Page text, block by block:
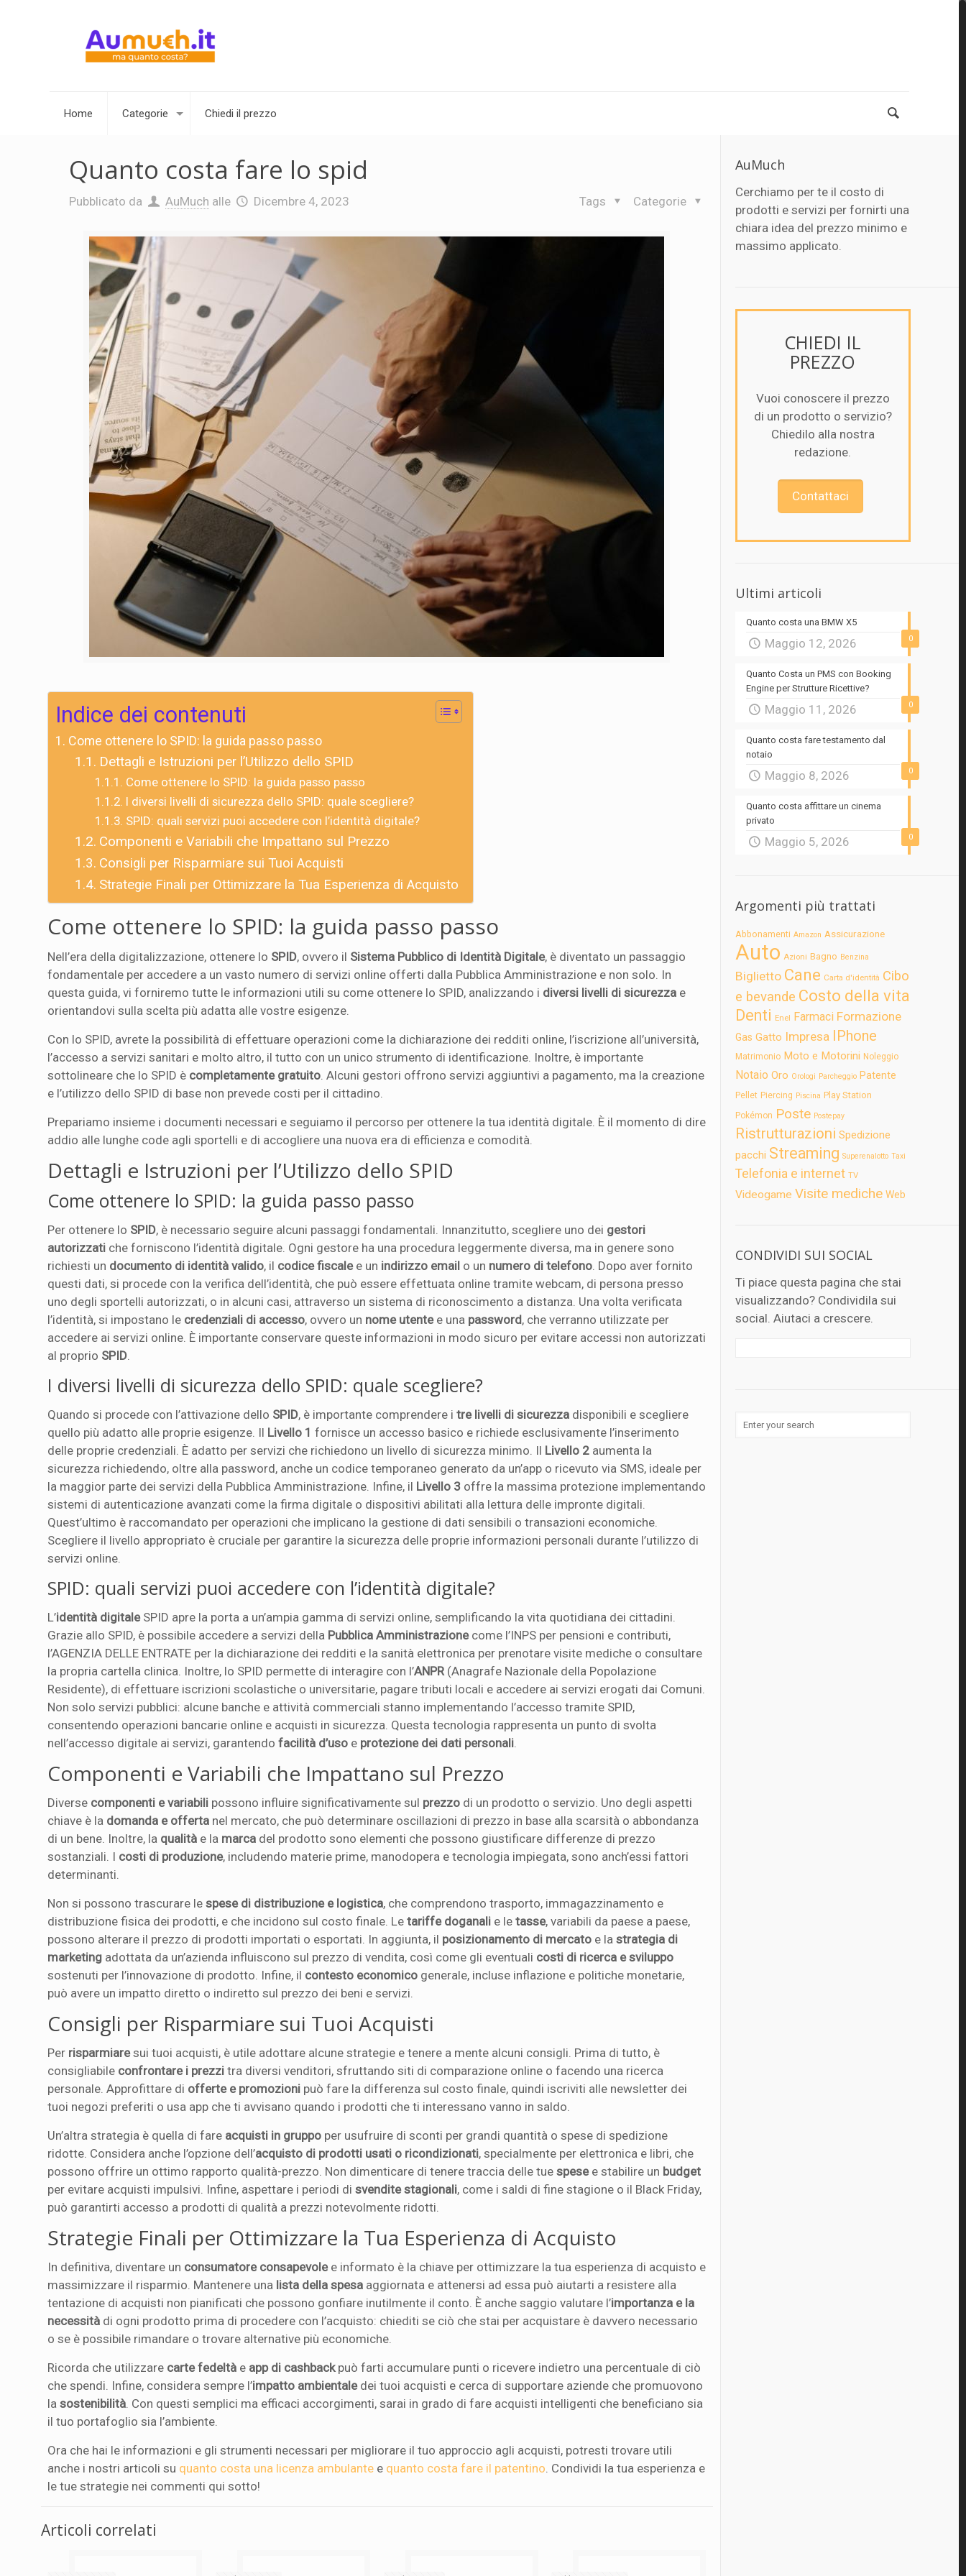
Home Categorie Chiedi il prezzo
Quanto costa fare lo spid
Pubblicato da AuMuch alle Dicembre 4, 2023 Categorie
Tags
Indice dei contenuti
Come ottenere lo SPID: la guida passo passo
Dettagli e Istruzioni per l’Utilizzo dello SPID
Come ottenere lo SPID: la guida passo passo
I diversi livelli di sicurezza dello SPID: quale scegliere?
SPID: quali servizi puoi accedere con l’identità digitale?
Componenti e Variabili che Impattano sul Prezzo
Consigli per Risparmiare sui Tuoi Acquisti
Strategie Finali per Ottimizzare la Tua Esperienza di Acquisto
Come ottenere lo SPID: la guida passo passo
Nell’era della digitalizzazione, ottenere lo SPID, ovvero il Sistema Pubblico di Identità Digitale, è diventato un passaggio
fondamentale per accedere a un vasto numero di servizi online offerti dalla Pubblica Amministrazione e non solo. In
questa guida, vi forniremo tutte le informazioni utili su come ottenere lo SPID, analizzando i diversi livelli di sicurezza e
orientandovi sulla scelta più adatta alle vostre esigenze.
Con lo SPID, avrete la possibilità di effettuare operazioni come la dichiarazione dei redditi online, l’iscrizione all’università,
l’accesso a servizi sanitari e molto altro, il tutto con un unico strumento di identificazione. Inoltre, è importante
sottolineare che lo SPID è completamente gratuito. Alcuni gestori offrono servizi aggiuntivi a pagamento, ma la creazione
e l’utilizzo dello SPID di base non prevede costi per il cittadino.
Prepariamo insieme i documenti necessari e seguiamo il percorso per ottenere la tua identità digitale. È il momento di dire
addio alle lunghe code agli sportelli e di accogliere una nuova era di efficienza e comodità.
Dettagli e Istruzioni per l’Utilizzo dello SPID
Come ottenere lo SPID: la guida passo passo
Per ottenere lo SPID, è necessario seguire alcuni passaggi fondamentali. Innanzitutto, scegliere uno dei gestori
autorizzati che forniscono l’identità digitale. Ogni gestore ha una procedura leggermente diversa, ma in genere sono
richiesti un documento di identità valido, il codice fiscalee un indirizzo email o un numero di telefono. Dopo aver fornito
questi dati, si procede con la verifica dell’identità, che può essere effettuata online tramite webcam, di persona presso
uno degli sportelli autorizzati, o in alcuni casi, attraverso un sistema di riconoscimento a distanza. Una volta verificata
l’identità, si impostano le credenziali di accesso, ovvero un nome utentee una password, che verranno utilizzate per
accedere ai servizi online. È importante conservare queste informazioni in modo sicuro per evitare accessi non autorizzati
al proprio SPID.
I diversi livelli di sicurezza dello SPID: quale scegliere?
Quando si procede con l’attivazione dello SPID, è importante comprendere itre livelli di sicurezza disponibili e scegliere
quello più adatto alle proprie esigenze. Il Livello 1 fornisce un accesso basico e richiede esclusivamente l’inserimento
delle proprie credenziali. È adatto per servizi che richiedono un livello di sicurezza minimo. Il Livello 2 aumenta la
sicurezza richiedendo, oltre alla password, anche un codice temporaneo generato da un’app o ricevuto via SMS, ideale per
la maggior parte dei servizi della Pubblica Amministrazione. Infine, il Livello 3 offre la massima protezione implementando
sistemi di autenticazione avanzati come la firma digitale o dispositivi abilitati alla lettura delle impronte digitali.
Quest’ultimo è raccomandato per operazioni che implicano la gestione di dati sensibili o transazioni economiche.
Scegliere il livello appropriato è cruciale per garantire la sicurezza delle proprie informazioni personali durante l’utilizzo di
servizi online.
SPID: quali servizi puoi accedere con l’identità digitale?
L’identità digitaleSPID apre la porta a un’ampia gamma di servizi online, semplificando la vita quotidiana dei cittadini.
Grazie allo SPID, è possibile accedere a servizi della Pubblica Amministrazionecome l’INPS per pensioni e contributi,
l’AGENZIA DELLE ENTRATE per la dichiarazione dei redditi e la sanità elettronica per prenotare visite mediche o consultare
la propria cartella clinica. Inoltre, lo SPID permette di interagire con l’ANPR(Anagrafe Nazionale della Popolazione
Residente), di effettuare iscrizioni scolastiche o universitarie, pagare tributi locali e accedere ai servizi erogati dai Comuni.
Non solo servizi pubblici: alcune banche e attività commerciali stanno implementando l’accesso tramite SPID,
consentendo operazioni bancarie online e acquisti in sicurezza. Questa tecnologia rappresenta un punto di svolta
nell’accesso digitale ai servizi, garantendofacilità d’uso e protezione dei dati personali.
Componenti e Variabili che Impattano sul Prezzo
Diverse componenti e variabili possono influire significativamente sul prezzo di un prodotto o servizio. Uno degli aspetti
chiave è la domanda e offerta nel mercato, che può determinare oscillazioni di prezzo in base alla scarsità o abbondanza
di un bene. Inoltre, la qualità e la marca del prodotto sono elementi che possono giustificare differenze di prezzo
sostanziali. I costi di produzione, includendo materie prime, manodopera e tecnologia impiegata, sono anch’essi fattori
determinanti.
Non si possono trascurare lespese di distribuzione e logistica, che comprendono trasporto, immagazzinamento e
distribuzione fisica dei prodotti, e che incidono sul costo finale. Letariffe doganali e letasse, variabili da paese a paese,
possono alterare il prezzo di prodotti importati o esportati. In aggiunta, il posizionamento di mercato e lastrategia di
marketing adottata da un’azienda influiscono sul prezzo di vendita, così come gli eventuali costi di ricerca e sviluppo
sostenuti per l’innovazione di prodotto. Infine, il contesto economico generale, incluse inflazione e politiche monetarie,
può avere un impatto diretto o indiretto sul prezzo dei beni e servizi.
Consigli per Risparmiare sui Tuoi Acquisti
Per risparmiaresui tuoi acquisti, è utile adottare alcune strategie e tenere a mente alcuni consigli. Prima di tutto, è
consigliabile confrontare i prezzi tra diversi venditori, sfruttando siti di comparazione online o facendo una ricerca
personale. Approfittare di offerte e promozioni può fare la differenza sul costo finale, quindi iscriviti alle newsletter dei
tuoi negozi preferiti o usa app che ti avvisano quando i prodotti che ti interessano vanno in saldo.
Un’altra strategia è quella di fare acquisti in gruppo per usufruire di sconti per grandi quantità o spese di spedizione
ridotte. Considera anche l’opzione dell’acquisto di prodotti usati o ricondizionati, specialmente per elettronica e libri, che
possono offrire un ottimo rapporto qualità-prezzo. Non dimenticare di tenere traccia delle tuespesee stabilire un budget
per evitare acquisti impulsivi. Infine, aspettare i periodi disvendite stagionali, come i saldi di fine stagione o il Black Friday,
può garantirti accesso a prodotti di qualità a prezzi notevolmente ridotti.
Strategie Finali per Ottimizzare la Tua Esperienza di Acquisto
In definitiva, diventare un consumatore consapevolee informato è la chiave per ottimizzare la tua esperienza di acquisto e
massimizzare il risparmio. Mantenere una lista della spesa aggiornata e attenersi ad essa può aiutarti a resistere alla
tentazione di acquisti non pianificati che possono gonfiare inutilmente il conto. È anche saggio valutare l’importanza e la
necessità di ogni prodotto prima di procedere con l’acquisto: chiediti se ciò che stai per acquistare è davvero necessario
o se è possibile rimandare o trovare alternative più economiche.
Ricorda che utilizzare carte fedeltà e app di cashbackpuò farti accumulare punti o ricevere indietro una percentuale di ciò
che spendi. Infine, considera sempre l’impatto ambientaledei tuoi acquisti e cerca di supportare aziende che promuovono
lasostenibilità. Con questi semplici ma efficaci accorgimenti, sarai in grado di fare acquisti intelligenti che beneficiano sia
il tuo portafoglio sia l’ambiente.
Ora che hai le informazioni e gli strumenti necessari per migliorare il tuo approccio agli acquisti, potresti trovare utili
anche i nostri articoli su quanto costa una licenza ambulante e quanto costa fare il patentino. Condividi la tua esperienza e
le tue strategie nei commenti qui sotto!
Articoli correlati
AuMuch
Cerchiamo per te il costo di
prodotti e servizi per fornirti una
chiara idea del prezzo minimo e
massimo applicato.
CHIEDI IL
PREZZO
Vuoi conoscere il prezzo
di un prodotto o servizio?
Chiedilo alla nostra
redazione.
Contattaci
Ultimi articoli
0
Quanto costa una BMW X5
Maggio 12, 2026
0
Quanto Costa un PMS con Booking
Engine per Strutture Ricettive?
Maggio 11, 2026
0
Quanto costa fare testamento dal
notaio
Maggio 8, 2026
0
Quanto costa affittare un cinema
privato
Maggio 5, 2026
Argomenti più trattati
Abbonamenti Amazon Assicurazione
Auto Azioni Bagno Benzina
Biglietto Cane Carta d'identità Cibo
e bevande Costo della vita
Denti Enel Farmaci Formazione
Gas Gatto Impresa IPhone
Matrimonio Moto e Motorini Noleggio
Notaio Oro Orologi Parcheggio Patente
Pellet Piercing Piscina Play Station
Pokémon Poste Postepay
Ristrutturazioni Spedizione
pacchi Streaming Superenalotto Taxi
Telefonia e internet TV
Videogame Visite mediche Web
CONDIVIDI SUI SOCIAL
Ti piace questa pagina che stai
visualizzando? Condividila sui
social. Aiutaci a crescere.